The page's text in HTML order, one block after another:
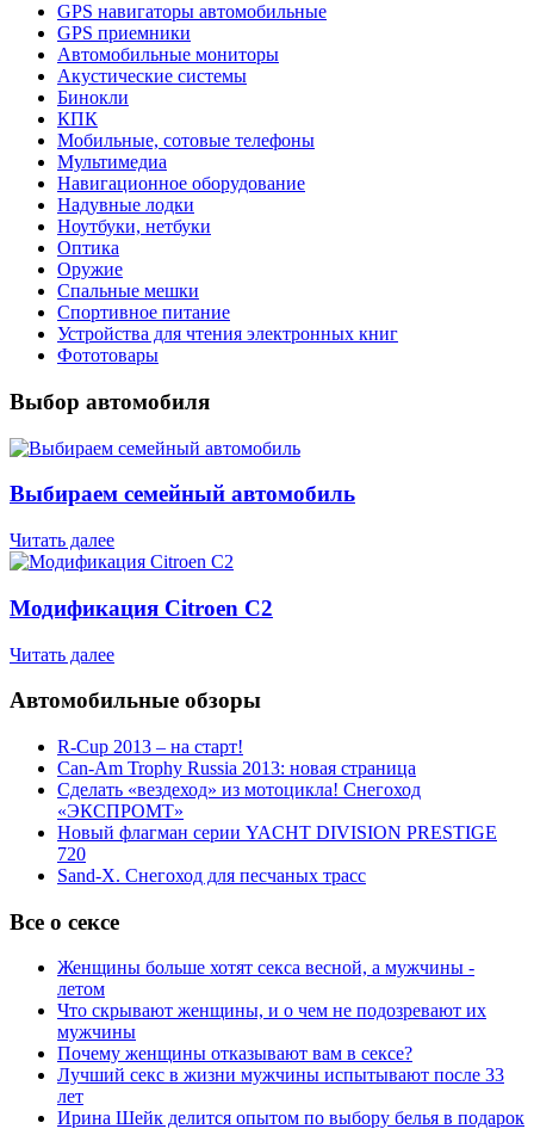
GPS навигаторы автомобильные
GPS приемники
Автомобильные мониторы
Акустические системы
Бинокли
КПК
Мобильные, сотовые телефоны
Мультимедиа
Навигационное оборудование
Надувные лодки
Ноутбуки, нетбуки
Оптика
Оружие
Спальные мешки
Спортивное питание
Устройства для чтения электронных книг
Фототовары
Выбор автомобиля
Выбираем семейный автомобиль
Читать далее
Модификация Citroen С2
Читать далее
Автомобильные обзоры
R-Cup 2013 – на старт!
Can-Am Trophy Russia 2013: новая страница
Сделать «вездеход» из мотоцикла! Снегоход
«ЭКСПРОМТ»
Новый флагман серии YACHT DIVISION PRESTIGE
720
Sand-X. Снегоход для песчаных трасс
Все о сексе
Женщины больше хотят секса весной, а мужчины -
летом
Что скрывают женщины, и о чем не подозревают их
мужчины
Почему женщины отказывают вам в сексе?
Лучший секс в жизни мужчины испытывают после 33
лет
Ирина Шейк делится опытом по выбору белья в подарок